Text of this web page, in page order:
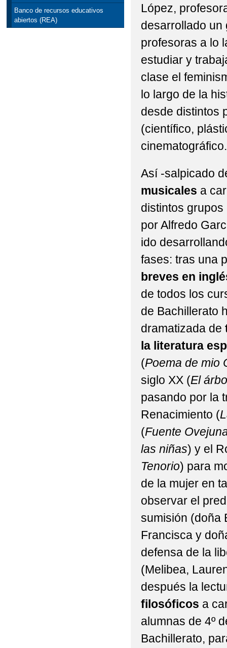
Banco de recursos educativos
abiertos (REA)
López,
desarrollado un
profesoras a lo
estudiar y
clase el
lo largo de la
desde distintos
(científico,
Así -salpicado
musicales a
distintos
por Alfredo
ido
fases: tras una
breves en
de todos los
de Bachillerato
dramatizada de
la literatura
(Poema de mio
siglo XX (El
pasando por la
Renacimiento (
(Fuente
las niñas) y el
Tenorio) para
de la mujer en
observar el
sumisión (doña
Francisca y
defensa de la
(Melibea,
después la
filosóficos a
alumnas de 4º
Bachillerato,